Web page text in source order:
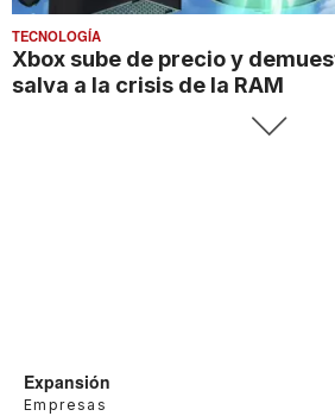
TECNOLOGÍA
Xbox sube de precio y
salva a la crisis de la RAM
Expansión
Empresas